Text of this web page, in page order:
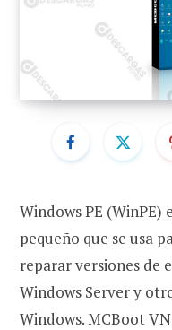
Windows PE (WinPE)
pequeño que se usa
reparar versiones de
Windows Server y
Windows. MCBoot